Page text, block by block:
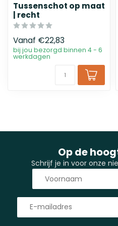
Tussenschot op maat
| recht
Vanaf €22,83
bij jou bezorgd binnen 4 - 6
werkdagen
Op de
Schrijf je in voor onze